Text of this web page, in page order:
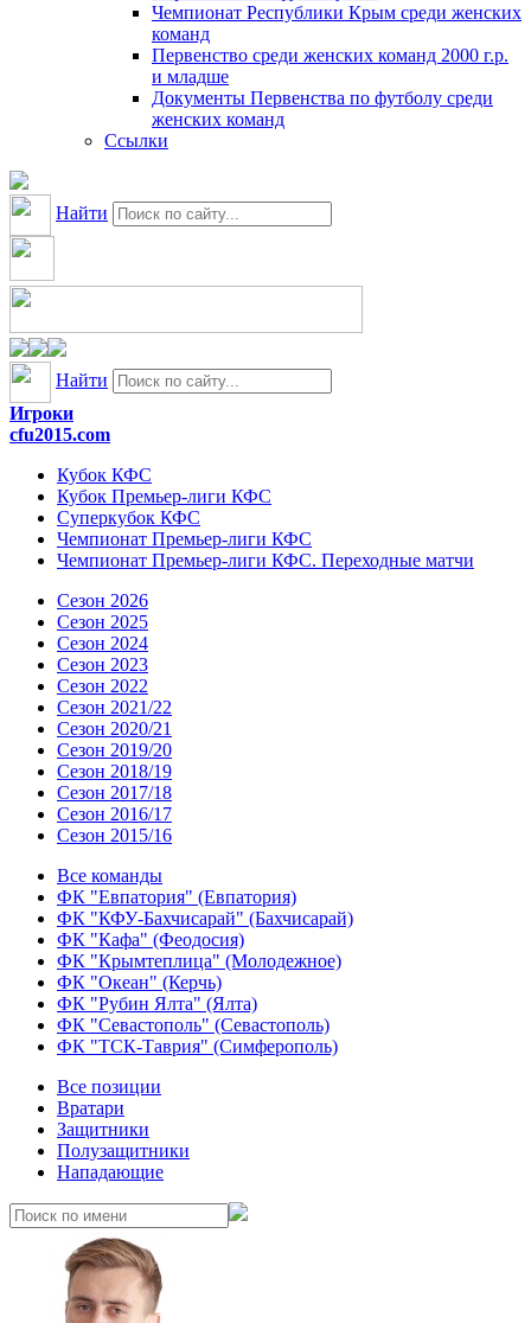
Чемпионат Республики Крым среди женских
команд
Первенство среди женских команд 2000 г.р.
и младше
Документы Первенства по футболу среди
женских команд
Ссылки
Найти
Найти
Игроки
cfu2015.com
Кубок КФС
Кубок Премьер-лиги КФС
Суперкубок КФС
Чемпионат Премьер-лиги КФС
Чемпионат Премьер-лиги КФС. Переходные матчи
Сезон 2026
Сезон 2025
Сезон 2024
Сезон 2023
Сезон 2022
Сезон 2021/22
Сезон 2020/21
Сезон 2019/20
Сезон 2018/19
Сезон 2017/18
Сезон 2016/17
Сезон 2015/16
Все команды
ФК "Евпатория" (Евпатория)
ФК "КФУ-Бахчисарай" (Бахчисарай)
ФК "Кафа" (Феодосия)
ФК "Крымтеплица" (Молодежное)
ФК "Океан" (Керчь)
ФК "Рубин Ялта" (Ялта)
ФК "Севастополь" (Севастополь)
ФК "ТСК-Таврия" (Симферополь)
Все позиции
Вратари
Защитники
Полузащитники
Нападающие